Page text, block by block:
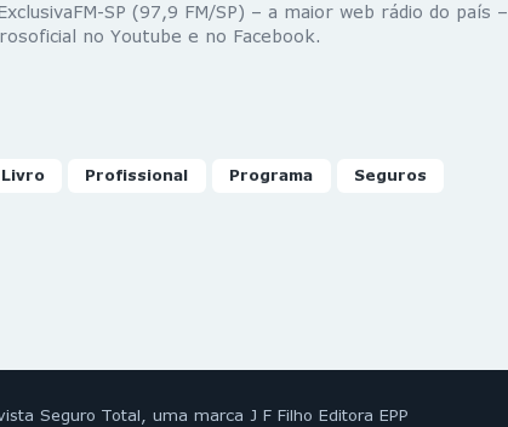
SP (97,9 FM/SP) – a maior web rádio do país –
no Youtube e no Facebook.
Livro Profissional Programa Seguros
Seguro Total, uma marca J F Filho Editora EPP